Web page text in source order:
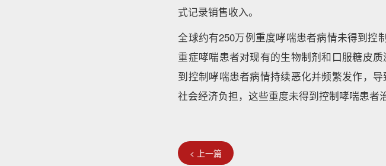
式记录销售收入。
全球约有250万例重度哮喘患者病情未得到控
重症哮喘患者对现有的生物制剂和口服糖皮
到控制哮喘患者病情持续恶化并频繁发作，
社会经济负担，这些重度未得到控制哮喘患者
< 上一篇